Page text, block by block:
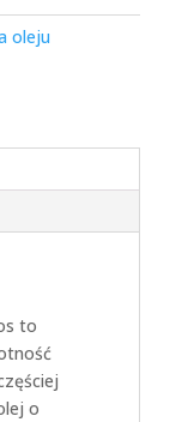
oleju
to
o